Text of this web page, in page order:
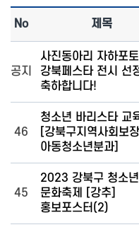
No 제목
공지
사진동아리 자하포
강북페스타 전시 선
축하합니다!
46
청소년 바리스타 교
[강북구지역사회보
아동청소년분과]
45
2023 강북구 청소년
문화축제 [강추]
홍보포스터(2)